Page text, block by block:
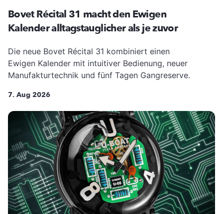
Bovet Récital 31 macht den Ewigen
Kalender alltagstauglicher als je zuvor
Die neue Bovet Récital 31 kombiniert einen
Ewigen Kalender mit intuitiver Bedienung, neuer
Manufakturtechnik und fünf Tagen Gangreserve.
7. Aug 2026